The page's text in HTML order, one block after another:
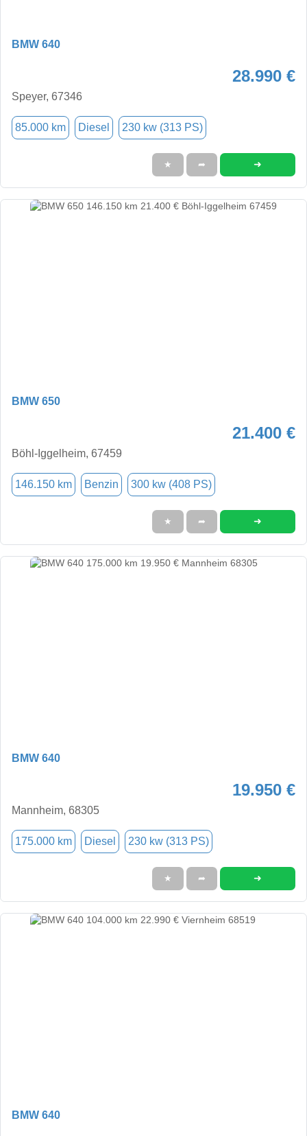
BMW 640
28.990 €
Speyer, 67346
85.000 km Diesel 230 kw (313 PS)
★ ➦ ➜
BMW 650
21.400 €
Böhl-Iggelheim, 67459
146.150 km Benzin 300 kw (408 PS)
★ ➦ ➜
BMW 640
19.950 €
Mannheim, 68305
175.000 km Diesel 230 kw (313 PS)
★ ➦ ➜
BMW 640